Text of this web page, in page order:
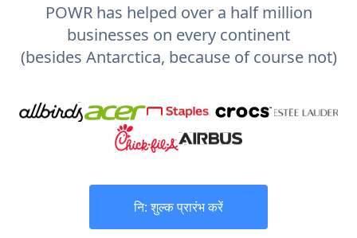
POWR has helped over a half million
businesses on every continent
(besides Antarctica, because of course not)
नि: शुल्क प्रारंभ करें